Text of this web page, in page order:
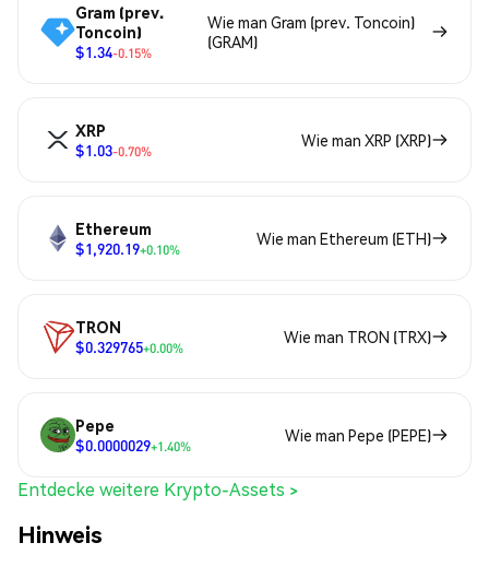
Gram (prev.
Toncoin)
$1.34-0.15%
Wie man Gram (prev. Toncoin)
(GRAM)
XRP
$1.03-0.70%
Wie man XRP (XRP)
Ethereum
$1,920.19+0.10%
Wie man Ethereum (ETH)
TRON
$0.329765+0.00%
Wie man TRON (TRX)
Pepe
$0.0000029+1.40%
Wie man Pepe (PEPE)
Entdecke weitere Krypto-Assets >
Hinweis